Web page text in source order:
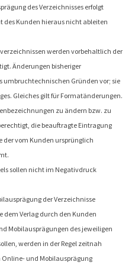
des Verzeichnisses erfolgt
des Kunden hieraus nicht ableiten
werden vorbehaltlich der
Änderungen bisheriger
umbruchtechnischen Gründen vor; sie
Gleiches gilt für Formatänderungen.
zu ändern bzw. zu
die beauftragte Eintragung
der vom Kunden ursprünglich
sollen nicht im Negativdruck
der Verzeichnisse
dem Verlag durch den Kunden
Mobilausprägungen des jeweiligen
werden in der Regel zeitnah
und Mobilausprägung